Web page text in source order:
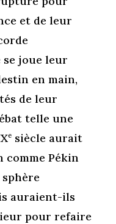
et de leur
joue leur
en main,
de leur
telle une
e siècle aurait
comme Pékin
auraient-ils
pour refaire